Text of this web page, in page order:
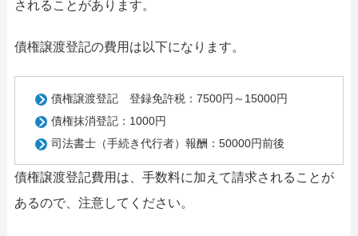
されることがあります。
債権譲渡登記の費用は以下になります。
債権譲渡登記 登録免許税：7500円～15000円
債権抹消登記：1000円
司法書士（手続き代行者）報酬：50000円前後
債権譲渡登記費用は、手数料に加えて請求されることが
あるので、注意してください。